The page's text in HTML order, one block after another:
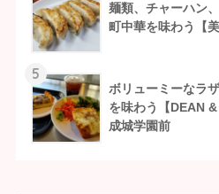
麺類、チャーハン
町中華を味わう【
5
ボリューミーなラ
を味わう【DEAN
成城学園前